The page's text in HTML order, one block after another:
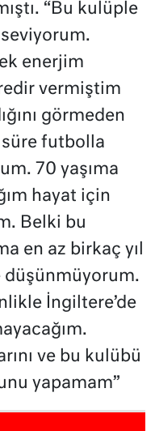
“Bu kulüple
enerjim
vermiştim
görmeden
süre futbolla
70 yaşıma
hayat için
Belki bu
en az birkaç yıl
düşünmüyorum.
İngiltere’de
ve bu kulübü
yapamam”